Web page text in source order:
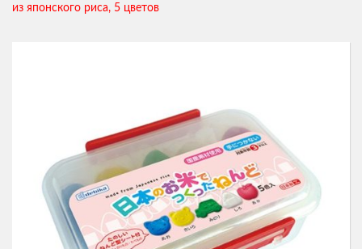
Японские продукты
Товары для детей
Уход за волосами
Уход за полостью рта
ОБРАТНАЯ СВЯЗЬ
из японского риса, 5 цветов